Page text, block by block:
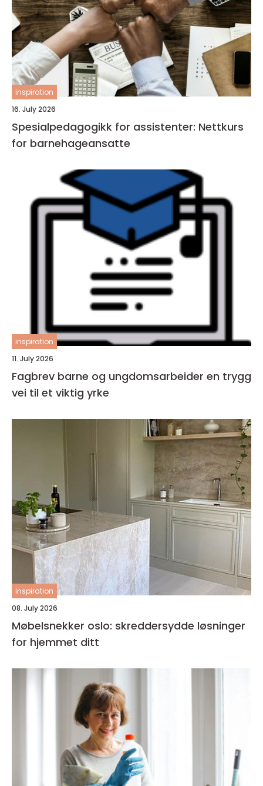
inspiration
16. July 2026
Spesialpedagogikk for assistenter: Nettkurs
for barnehageansatte
inspiration
11. July 2026
Fagbrev barne og ungdomsarbeider en trygg
vei til et viktig yrke
inspiration
08. July 2026
Møbelsnekker oslo: skreddersydde løsninger
for hjemmet ditt